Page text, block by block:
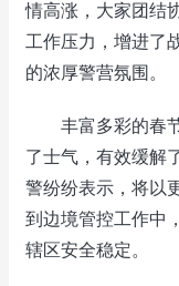
情高涨，大家团结
工作压力，增进了
的浓厚警营氛围。
丰富多彩的春节
了士气，有效缓解
警纷纷表示，将以
到边境管控工作中
辖区安全稳定。